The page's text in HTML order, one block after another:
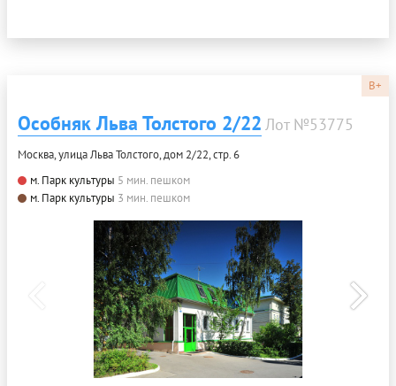
B+
Особняк Льва Толстого 2/22 Лот №53775
Москва, улица Льва Толстого, дом 2/22, стр. 6
м. Парк культуры 5 мин. пешком
м. Парк культуры 3 мин. пешком